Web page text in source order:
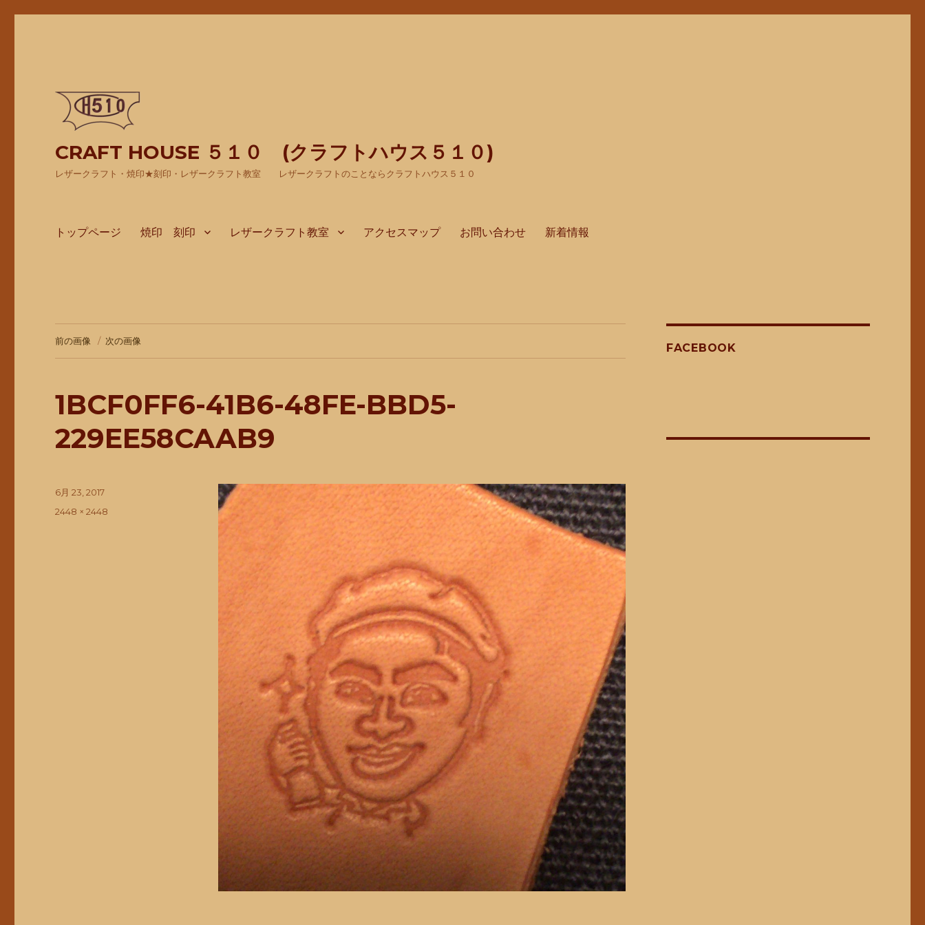
CRAFT HOUSE ５１０ (クラフトハウス５１０)
レザークラフト・焼印★刻印・レザークラフト教室 レザークラフトのことならクラフトハウス５１０
トップページ 焼印 刻印 レザークラフト教室 アクセスマップ お問い合わせ 新着情報
前の画像 次の画像
1BCF0FF6-41B6-48FE-BBD5-
229EE58CAAB9
投
6月 23, 2017
フ
2448 × 2448
FACEBOOK